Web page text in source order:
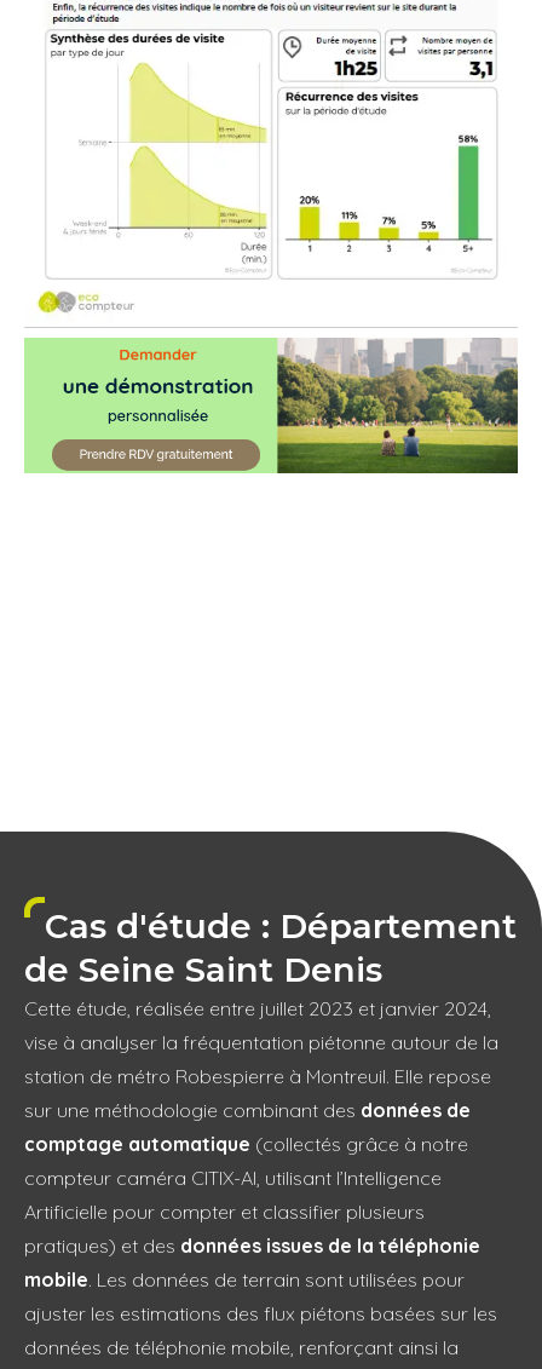
Cas d'étude : Département
de Seine Saint Denis
Cette étude, réalisée entre juillet 2023 et janvier 2024,
vise à analyser la fréquentation piétonne autour de la
station de métro Robespierre à Montreuil. Elle repose
sur une méthodologie combinant des données de
comptage automatique (collectés grâce à notre
compteur caméra CITIX-AI, utilisant l’Intelligence
Artificielle pour compter et classifier plusieurs
pratiques) et des données issues de la téléphonie
mobile. Les données de terrain sont utilisées pour
ajuster les estimations des flux piétons basées sur les
données de téléphonie mobile, renforçant ainsi la